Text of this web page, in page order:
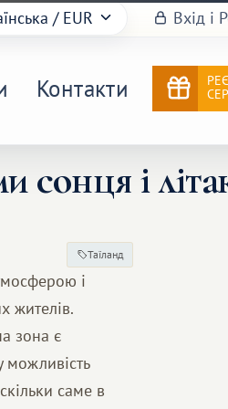
/ EUR Вхід і
Контакти
і
Таїланд
і
жителів.
зона є
можливість
саме в